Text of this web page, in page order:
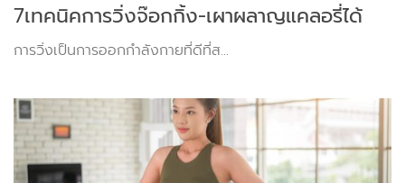
7เทคนิคการวิ่งจ๊อกกิ้ง-เผาผลาญแคลอรี่ได้
การวิ่งเป็นการออกกำลังกายที่ดีที่ส...